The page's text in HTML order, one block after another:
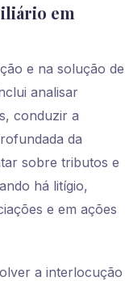
em
e na solução de
analisar
conduzir a
da
sobre tributos e
há litígio,
e em ações
a interlocução